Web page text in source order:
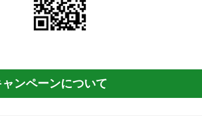
ンペーンについて